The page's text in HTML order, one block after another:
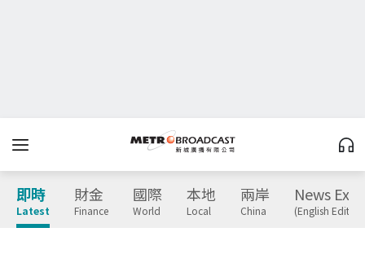
即時
Latest
財金
Finance
國際
World
本地
Local
兩岸
China
News
(English